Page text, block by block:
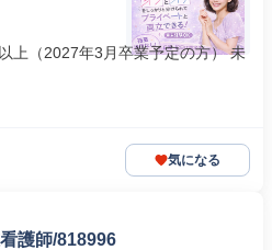
上（2027年3月卒業予定の方） 未
気になる
護師/818996